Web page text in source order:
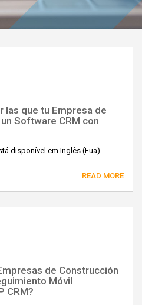
las que tu Empresa de
Software CRM con
disponível em Inglês (Eua).
READ MORE
de Construcción
Móvil
CRM?